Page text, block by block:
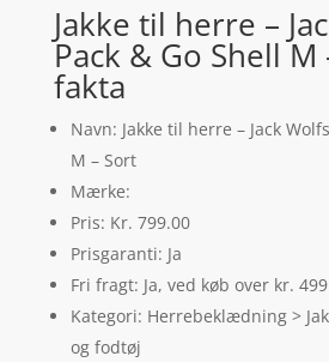
Jakke til herre –
Pack & Go Shell M
fakta
Navn: Jakke til herre – Jack
M – Sort
Mærke:
Pris: Kr. 799.00
Prisgaranti: Ja
Fri fragt: Ja, ved køb over kr. 499
Kategori: Herrebeklædning >
og fodtøj